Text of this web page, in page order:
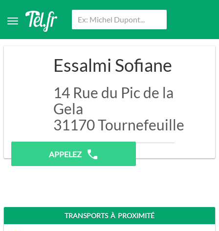
Essalmi Sofiane
14 Rue du Pic de la
Gela
31170Tournefeuille
APPELEZContacter par email
TRANSPORTS À PROXIMITÉ